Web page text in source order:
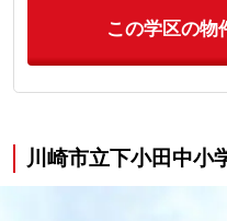
この学区の物
川崎市立下小田中小